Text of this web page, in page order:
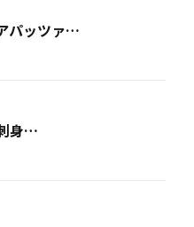
パッツァ…
身…